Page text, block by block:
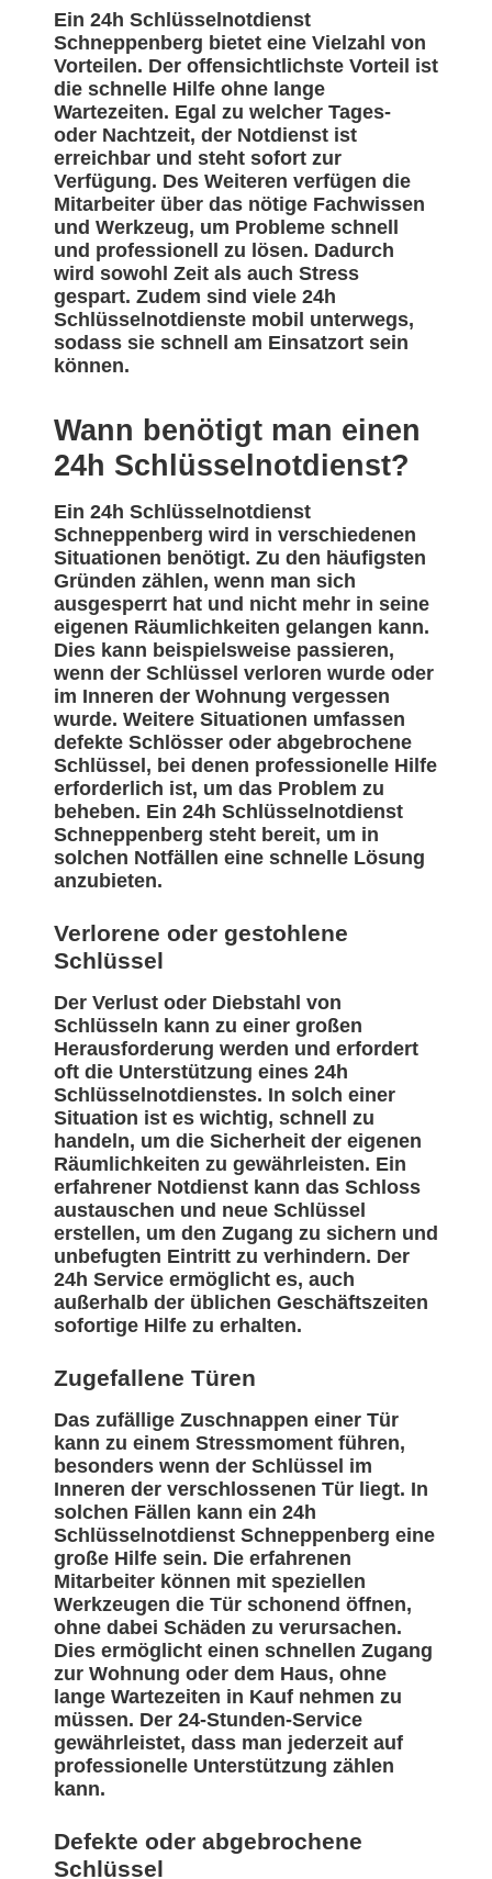
Ein 24h Schlüsselnotdienst
Schneppenberg bietet eine Vielzahl von
Vorteilen. Der offensichtlichste Vorteil ist
die schnelle Hilfe ohne lange
Wartezeiten. Egal zu welcher Tages-
oder Nachtzeit, der Notdienst ist
erreichbar und steht sofort zur
Verfügung. Des Weiteren verfügen die
Mitarbeiter über das nötige Fachwissen
und Werkzeug, um Probleme schnell
und professionell zu lösen. Dadurch
wird sowohl Zeit als auch Stress
gespart. Zudem sind viele 24h
Schlüsselnotdienste mobil unterwegs,
sodass sie schnell am Einsatzort sein
können.
Wann benötigt man einen
24h Schlüsselnotdienst?
Ein 24h Schlüsselnotdienst
Schneppenberg wird in verschiedenen
Situationen benötigt. Zu den häufigsten
Gründen zählen, wenn man sich
ausgesperrt hat und nicht mehr in seine
eigenen Räumlichkeiten gelangen kann.
Dies kann beispielsweise passieren,
wenn der Schlüssel verloren wurde oder
im Inneren der Wohnung vergessen
wurde. Weitere Situationen umfassen
defekte Schlösser oder abgebrochene
Schlüssel, bei denen professionelle Hilfe
erforderlich ist, um das Problem zu
beheben. Ein 24h Schlüsselnotdienst
Schneppenberg steht bereit, um in
solchen Notfällen eine schnelle Lösung
anzubieten.
Verlorene oder gestohlene
Schlüssel
Der Verlust oder Diebstahl von
Schlüsseln kann zu einer großen
Herausforderung werden und erfordert
oft die Unterstützung eines 24h
Schlüsselnotdienstes. In solch einer
Situation ist es wichtig, schnell zu
handeln, um die Sicherheit der eigenen
Räumlichkeiten zu gewährleisten. Ein
erfahrener Notdienst kann das Schloss
austauschen und neue Schlüssel
erstellen, um den Zugang zu sichern und
unbefugten Eintritt zu verhindern. Der
24h Service ermöglicht es, auch
außerhalb der üblichen Geschäftszeiten
sofortige Hilfe zu erhalten.
Zugefallene Türen
Das zufällige Zuschnappen einer Tür
kann zu einem Stressmoment führen,
besonders wenn der Schlüssel im
Inneren der verschlossenen Tür liegt. In
solchen Fällen kann ein 24h
Schlüsselnotdienst Schneppenberg eine
große Hilfe sein. Die erfahrenen
Mitarbeiter können mit speziellen
Werkzeugen die Tür schonend öffnen,
ohne dabei Schäden zu verursachen.
Dies ermöglicht einen schnellen Zugang
zur Wohnung oder dem Haus, ohne
lange Wartezeiten in Kauf nehmen zu
müssen. Der 24-Stunden-Service
gewährleistet, dass man jederzeit auf
professionelle Unterstützung zählen
kann.
Defekte oder abgebrochene
Schlüssel